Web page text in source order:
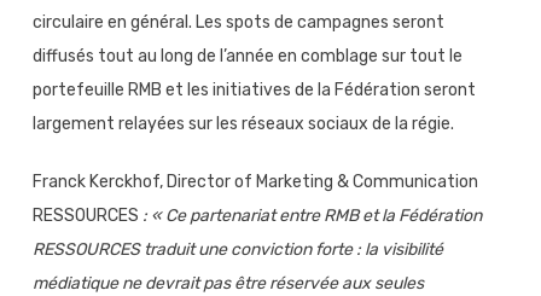
circulaire en général. Les spots de campagnes seront
diffusés tout au long de l’année en comblage sur tout le
portefeuille RMB et les initiatives de la Fédération seront
largement relayées sur les réseaux sociaux de la régie.
Franck Kerckhof, Director of Marketing & Communication
RESSOURCES : « Ce partenariat entre RMB et la Fédération
RESSOURCES traduit une conviction forte : la visibilité
médiatique ne devrait pas être réservée aux seules